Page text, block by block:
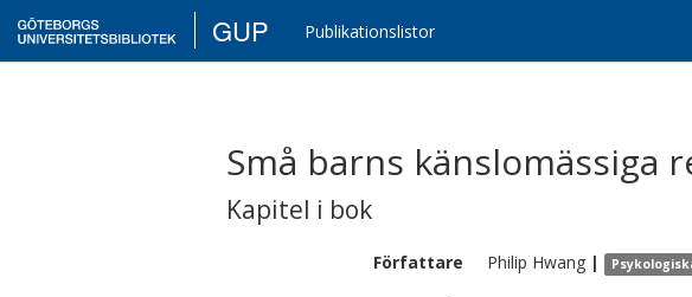
GUP Publikationslistor
Små barns känslomässiga
Kapitel i bok
Författare Philip Hwang |